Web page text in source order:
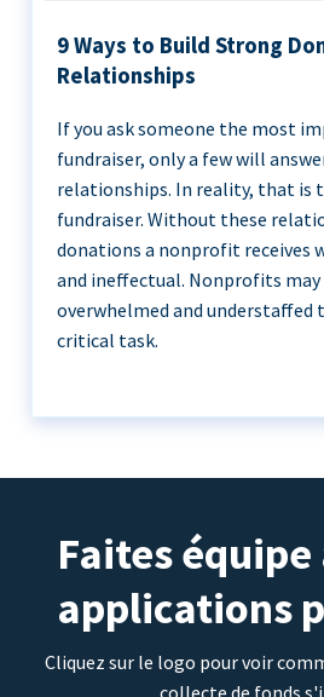
9 Ways to Build Strong
Relationships
If you ask someone the most
fundraiser, only a few will
relationships. In reality, that is
fundraiser. Without these
donations a nonprofit receives
and ineffectual. Nonprofits
overwhelmed and understaffed
critical task.
Faites équipe
applications
Cliquez sur le logo pour voir
collecte de fonds